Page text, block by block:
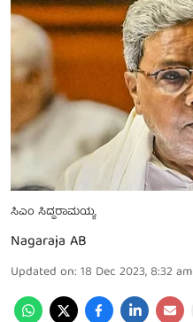
ಸಿಎಂ ಸಿದ್ದರಾಮಯ್ಯ
Nagaraja AB
Updated on: 18 Dec 2023, 8:32 am